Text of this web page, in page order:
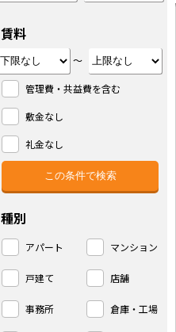
賃料
～
管理費・共益費を含む
敷金なし
礼金なし
種別
アパート マンション
戸建て 店舗
事務所 倉庫・工場